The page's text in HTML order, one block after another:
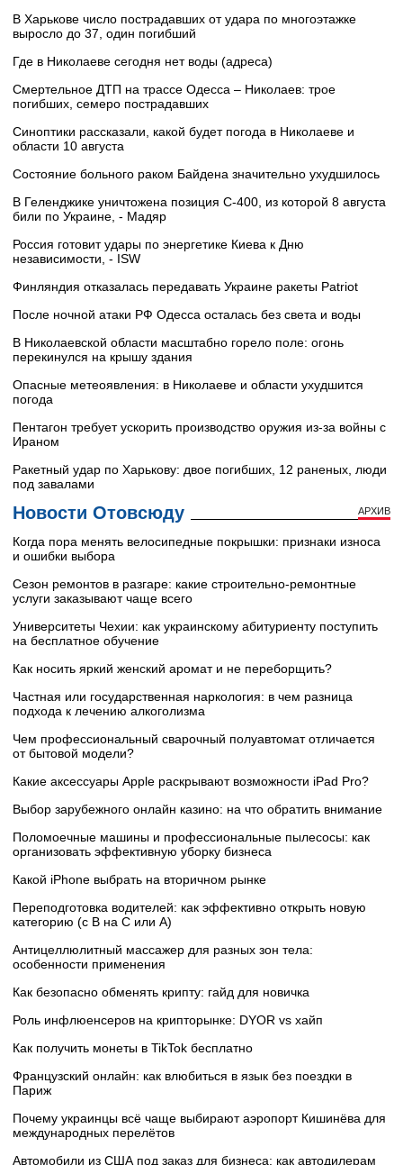
В Харькове число пострадавших от удара по многоэтажке
выросло до 37, один погибший
Где в Николаеве сегодня нет воды (адреса)
Смертельное ДТП на трассе Одесса – Николаев: трое
погибших, семеро пострадавших
Синоптики рассказали, какой будет погода в Николаеве и
области 10 августа
Состояние больного раком Байдена значительно ухудшилось
В Геленджике уничтожена позиция С-400, из которой 8 августа
били по Украине, - Мадяр
Россия готовит удары по энергетике Киева к Дню
независимости, - ISW
Финляндия отказалась передавать Украине ракеты Patriot
После ночной атаки РФ Одесса осталась без света и воды
В Николаевской области масштабно горело поле: огонь
перекинулся на крышу здания
Опасные метеоявления: в Николаеве и области ухудшится
погода
Пентагон требует ускорить производство оружия из-за войны с
Ираном
Ракетный удар по Харькову: двое погибших, 12 раненых, люди
под завалами
Новости Отовсюду АРХИВ
Когда пора менять велосипедные покрышки: признаки износа
и ошибки выбора
Сезон ремонтов в разгаре: какие строительно-ремонтные
услуги заказывают чаще всего
Университеты Чехии: как украинскому абитуриенту поступить
на бесплатное обучение
Как носить яркий женский аромат и не переборщить?
Частная или государственная наркология: в чем разница
подхода к лечению алкоголизма
Чем профессиональный сварочный полуавтомат отличается
от бытовой модели?
Какие аксессуары Apple раскрывают возможности iPad Pro?
Выбор зарубежного онлайн казино: на что обратить внимание
Поломоечные машины и профессиональные пылесосы: как
организовать эффективную уборку бизнеса
Какой iPhone выбрать на вторичном рынке
Переподготовка водителей: как эффективно открыть новую
категорию (с B на C или А)
Антицеллюлитный массажер для разных зон тела:
особенности применения
Как безопасно обменять крипту: гайд для новичка
Роль инфлюенсеров на крипторынке: DYOR vs хайп
Как получить монеты в TikTok бесплатно
Французский онлайн: как влюбиться в язык без поездки в
Париж
Почему украинцы всё чаще выбирают аэропорт Кишинёва для
международных перелётов
Автомобили из США под заказ для бизнеса: как автодилерам